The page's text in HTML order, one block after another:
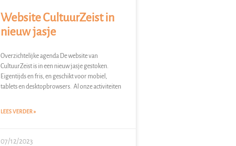
Website CultuurZeist in
nieuw jasje
Overzichtelijke agenda De website van
CultuurZeist is in een nieuw jasje gestoken.
Eigentijds en fris, en geschikt voor mobiel,
tablets en desktopbrowsers. Al onze activiteiten
LEES VERDER »
07/12/2023